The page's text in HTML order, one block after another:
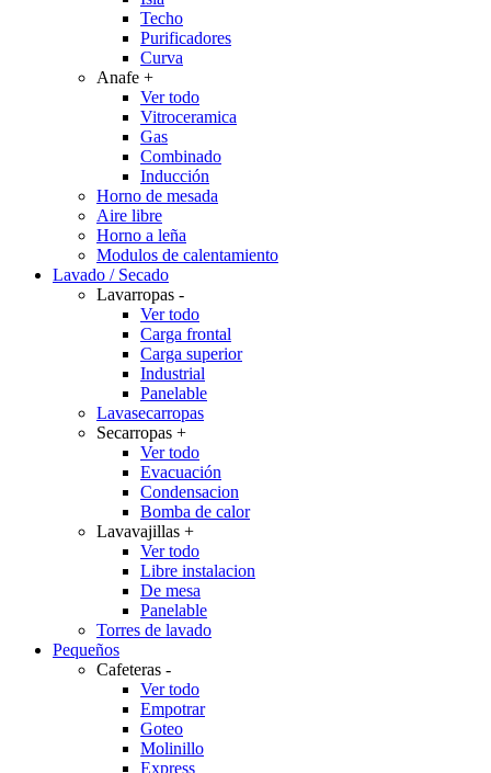
Techo
Purificadores
Curva
Anafe +
Ver todo
Vitroceramica
Gas
Combinado
Inducción
Horno de mesada
Aire libre
Horno a leña
Modulos de calentamiento
Lavado / Secado
Lavarropas -
Ver todo
Carga frontal
Carga superior
Industrial
Panelable
Lavasecarropas
Secarropas +
Ver todo
Evacuación
Condensacion
Bomba de calor
Lavavajillas +
Ver todo
Libre instalacion
De mesa
Panelable
Torres de lavado
Pequeños
Cafeteras -
Ver todo
Empotrar
Goteo
Molinillo
Express